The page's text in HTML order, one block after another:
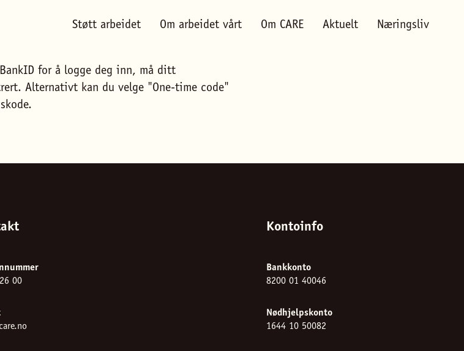
Støtt arbeidet Om arbeidet vårt Om CARE Aktuelt Næringsliv
for å logge deg inn, må ditt
Alternativt kan du velge "One-time code"
00
Kontoinfo
Bankkonto
8200 01 40046
Nødhjelpskonto
1644 10 50082